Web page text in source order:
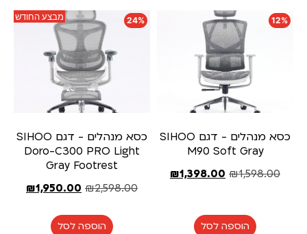
12%
כסא מנהלים - דגם SIHOO
M90 Soft Gray
₪1,598.00
₪1,398.00
הוספה לסל
מבצע החודש 24%
כסא מנהלים - דגם SIHOO
Doro-C300 PRO Light
Gray Footrest
₪2,598.00
₪1,950.00
הוספה לסל